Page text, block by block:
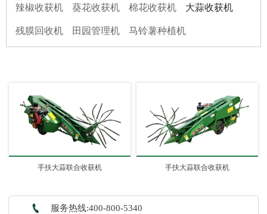
辣椒收获机 葵花收获机 棉花收获机 大蒜收获机
残膜回收机 田园管理机 马铃薯种植机
手扶大蒜联合收获机 手扶大蒜联合收获机
 服务热线:400-800-5340